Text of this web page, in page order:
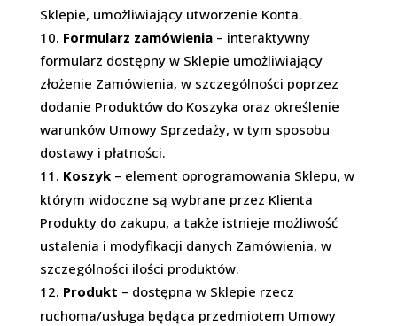
Sklepie, umożliwiający utworzenie Konta.
Formularz zamówienia– interaktywny
formularz dostępny w Sklepie umożliwiający
złożenie Zamówienia, w szczególności poprzez
dodanie Produktów do Koszyka oraz określenie
warunków Umowy Sprzedaży, w tym sposobu
dostawy i płatności.
Koszyk – element oprogramowania Sklepu, w
którym widoczne są wybrane przez Klienta
Produkty do zakupu, a także istnieje możliwość
ustalenia i modyfikacji danych Zamówienia, w
szczególności ilości produktów.
Produkt – dostępna w Sklepie rzecz
ruchoma/usługa będąca przedmiotem Umowy